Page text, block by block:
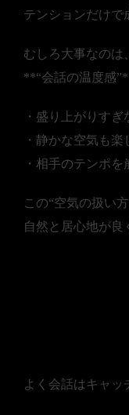
テンションだけで
むしろ大事なのは、
**“会話の温度感
・盛り上がりすぎ
・静かな空気も楽
・相手のテンポを
この“空気の扱い
自然と居心地が良
よく会話はキャッ